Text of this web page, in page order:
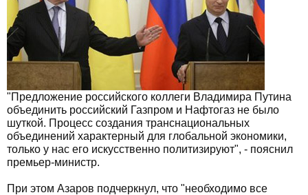
"Предложение российского коллеги Владимира Путина
объединить российский Газпром и Нафтогаз не было
шуткой. Процесс создания транснациональных
объединений характерный для глобальной экономики,
только у нас его искусственно политизируют", - пояснил
премьер-министр.
При этом Азаров подчеркнул, что "необходимо все